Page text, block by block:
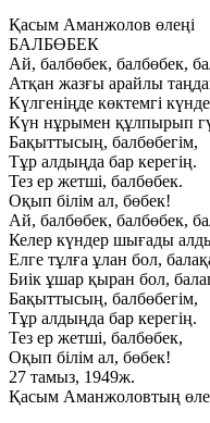
Қасым Аманжолов өлеңі
БАЛБӨБЕК
Ай, балбөбек, балбөбек,
Атқан жазғы арайлы
Күлгеніңде көктемгі
Күн нұрымен құлпырып
Бақыттысың, балбөбегім,
Тұр алдыңда бар керегің.
Тез ер жетші, балбөбек.
Оқып білім ал, бөбек!
Ай, балбөбек, балбөбек,
Келер күндер шығады
Елге тұлға ұлан бол,
Биік ұшар қыран бол,
Бақыттысың, балбөбегім,
Тұр алдыңда бар керегің.
Тез ер жетші, балбөбек,
Оқып білім ал, бөбек!
27 тамыз, 1949ж.
Қасым Аманжоловтың